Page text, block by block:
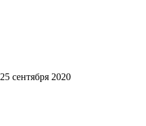
25 сентября 2020